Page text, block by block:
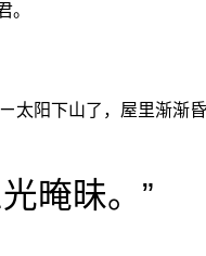
。
太阳下山了，屋里渐渐
晻昧。”